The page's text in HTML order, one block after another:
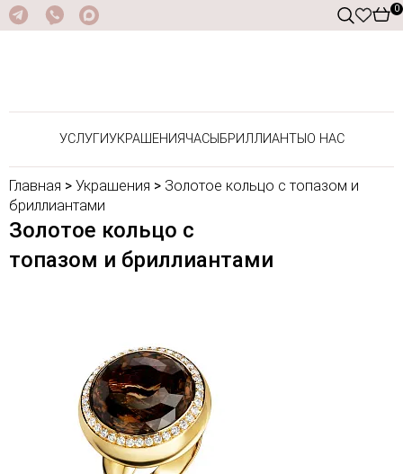
0
УСЛУГИУКРАШЕНИЯЧАСЫ БРИЛЛИАНТЫ О НАС
Главная > Украшения > Золотое кольцо с топазом и
бриллиантами
Золотое кольцо с
топазом и бриллиантами